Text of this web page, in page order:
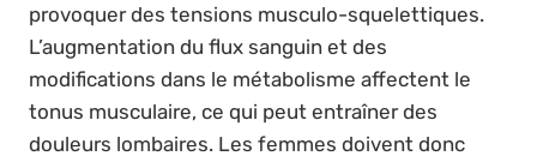
provoquer des tensions musculo-squelettiques.
L’augmentation du flux sanguin et des
modifications dans le métabolisme affectent le
tonus musculaire, ce qui peut entraîner des
douleurs lombaires. Les femmes doivent donc